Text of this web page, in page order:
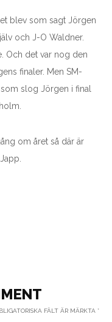
blev som sagt Jörgen
och J-O Waldner.
Och det var nog den
finaler. Men SM-
slog Jörgen i final
om året så där är
FÄLT ÄR MÄRKTA *